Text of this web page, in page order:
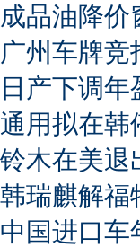
成品油降价
广州车牌竞
日产下调年
通用拟在韩
铃木在美退
韩瑞麒解福
中国进口车